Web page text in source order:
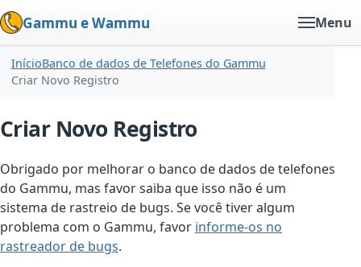
Gammu e Wammu Menu
InícioBanco de dados de Telefones do Gammu
Criar Novo Registro
Criar Novo Registro
Obrigado por melhorar o banco de dados de telefones
do Gammu, mas favor saiba que isso não é um
sistema de rastreio de bugs. Se você tiver algum
problema com o Gammu, favor informe-os no
rastreador de bugs.